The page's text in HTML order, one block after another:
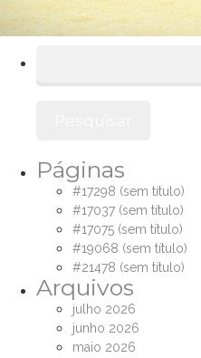
Páginas
#17298 (sem título)
#17037 (sem título)
#17075 (sem título)
#19068 (sem título)
#21478 (sem título)
Arquivos
julho 2026
junho 2026
maio 2026